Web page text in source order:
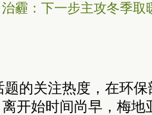
治霾：下一步主攻冬季取
题的关注热度，在环
开始时间尚早，梅地